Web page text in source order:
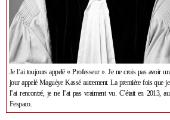
Je l’ai toujours appelé « Professeur ». Je ne crois pas avoir un
jour appelé Maguèye Kassé autrement. La première fois que je
l’ai rencontré, je ne l’ai pas vraiment vu. C’était en 2013, au
Fespaco.